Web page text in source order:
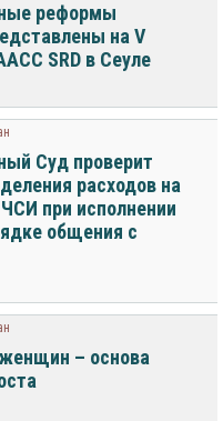
реформы
на V
SRD в Сеуле
Суд проверит
расходов на
при исполнении
общения с
– основа